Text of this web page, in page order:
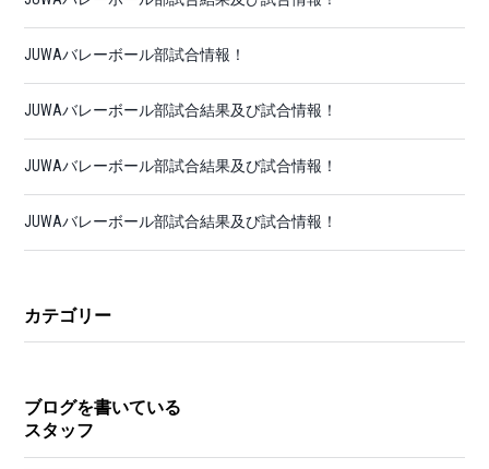
JUWAバレーボール部試合情報！
JUWAバレーボール部試合結果及び試合情報！
JUWAバレーボール部試合結果及び試合情報！
JUWAバレーボール部試合結果及び試合情報！
カテゴリー
ブログを書いている
スタッフ